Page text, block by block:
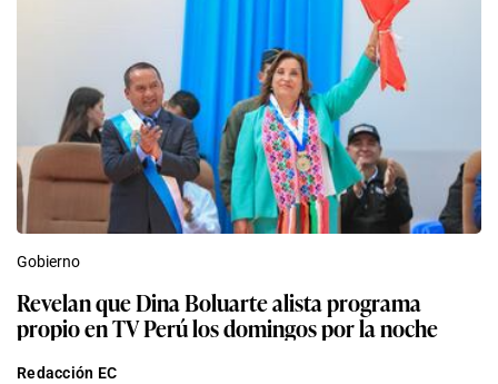
Gobierno
Revelan que Dina Boluarte alista programa
propio en TV Perú los domingos por la noche
Redacción EC